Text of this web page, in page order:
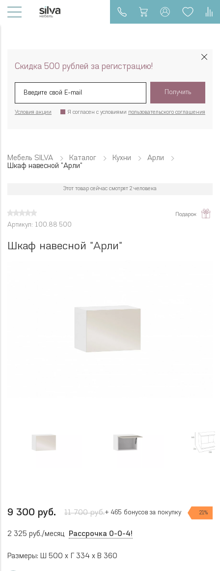
Скидка 500 рублей за регистрацию!
Получить
Я согласен с условиями пользовательского соглашения
Условия акции
Мебель SILVA Каталог Кухни
Арли
Шкаф навесной "Арли"
Артикул: 100.88 500
Этот товар сейчас смотрят 2 человека
Шкаф навесной "Арли"
9 300 руб. 11 700 руб. 21%
+ 465 бонусов за покупку
2 325 руб./месяц Рассрочка 0-0-4!
Размеры: Ш 500 x Г 334 x В 360